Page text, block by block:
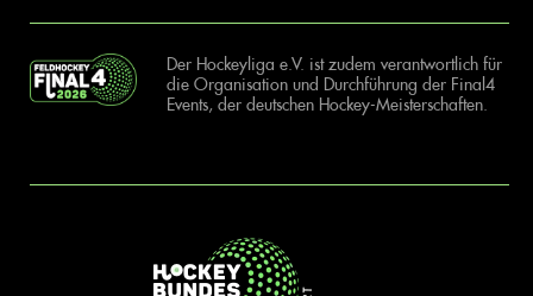
Der Hockeyliga e.V. ist zudem verantwortlich für
die Organisation und Durchführung der Final4
Events, der deutschen Hockey-Meisterschaften.